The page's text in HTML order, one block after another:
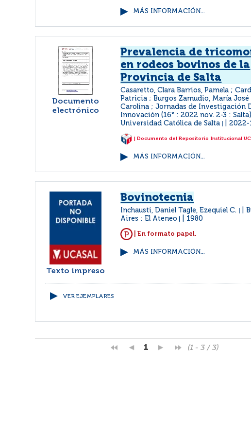
MÁS INFORMACIÓN...
Documento
electrónico
Prevalencia de
en rodeos bovinos de la
Provincia de Salta
Casaretto, Clara Barrios, Pamela ;
Patricia ; Burgos Zamudio, María José
Carolina ; Jornadas de Investigación
Innovación (16° : 2022 nov. 2-3 : Salta)
Universidad Católica de Salta
2022-
| Documento del Repositorio Institucional
MÁS INFORMACIÓN...
Texto impreso
Bovinotecnia
Inchausti, Daniel Tagle, Ezequiel C.
Aires : El Ateneo
1980
| En formato papel.
MÁS INFORMACIÓN...
VER EJEMPLARES
1 (1 - 3 / 3)